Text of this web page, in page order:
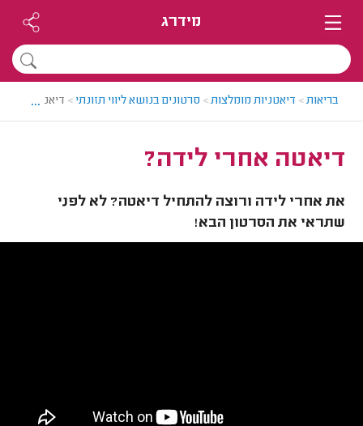
מידרג
בריאות> דיאטניות מומלצות> סרטונים בנושא ליווי תזונתי > דיאטה אחרי
...
דיאטה אחרי לידה?
את אחרי לידה ורוצה להתחיל דיאטה? לא לפני
שתראי את הסרטון הבא!